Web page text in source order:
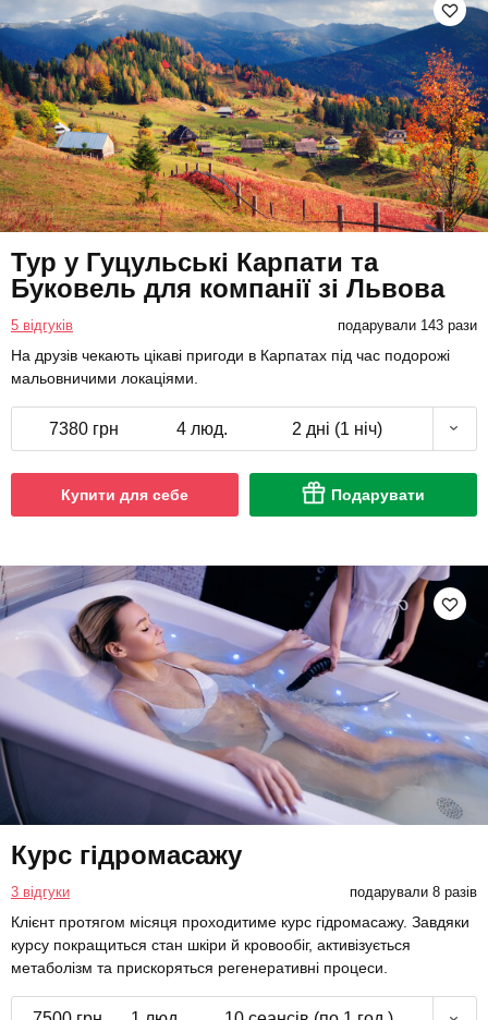
Тур у Гуцульські Карпати та
Буковель для компанії зі Львова
На друзів чекають цікаві пригоди в Карпатах під час подорожі
мальовничими локаціями.
7380 грн 4 люд. 2 дні (1 ніч)
Купити для себе Подарувати
Курс гідромасажу
3 відгуки подарували 8 разів
курсу покращиться стан шкіри й кровообіг, активізується
метаболізм та прискоряться регенеративні процеси.
7500 грн 1 люд. 10 сеансів (по 1 год.)
Купити для себе Подарувати